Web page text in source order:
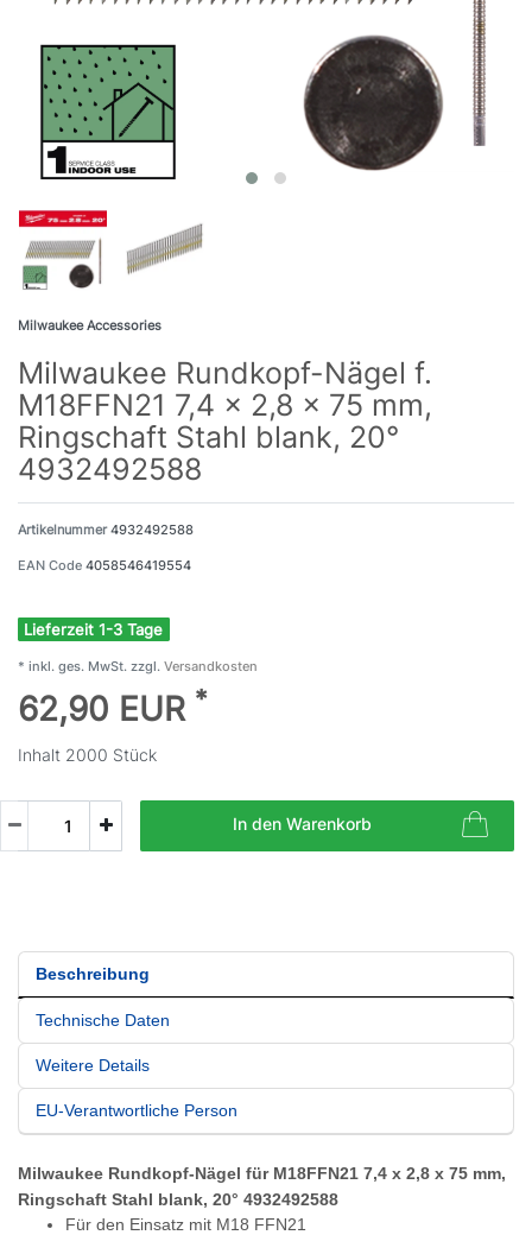
Milwaukee Accessories
Milwaukee Rundkopf-Nägel f.
M18FFN21 7,4 x 2,8 x 75 mm,
Ringschaft Stahl blank, 20°
4932492588
Artikelnummer4932492588
EAN Code 4058546419554
Lieferzeit 1-3 Tage
* inkl. ges. MwSt. zzgl. Versandkosten
62,90 EUR *
Inhalt 2000 Stück
In den Warenkorb
Beschreibung
Technische Daten
Weitere Details
EU-Verantwortliche Person
Milwaukee Rundkopf-Nägel für M18FFN21 7,4 x 2,8 x 75 mm,
Ringschaft Stahl blank, 20° 4932492588
Für den Einsatz mit M18 FFN21